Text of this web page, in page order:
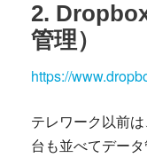
2.
管理）
https://
テレワーク以前
台も並べてデー